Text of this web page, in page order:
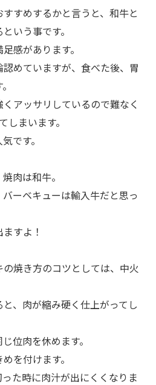
すめするかと言うと、和牛と
いう事です。
感があります。
めていますが、食べた後、胃
アッサリしているので難なく
しまいます。
です。
肉は和牛。
ーベキューは輸入牛だと思っ
すよ！
焼き方のコツとしては、中火
、肉が縮み硬く仕上がってし
位肉を休めます。
を付けます。
た時に肉汁が出にくくなりま